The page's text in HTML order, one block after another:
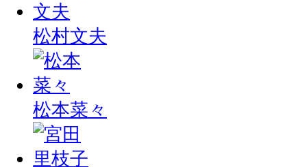
松村文夫
松本菜々